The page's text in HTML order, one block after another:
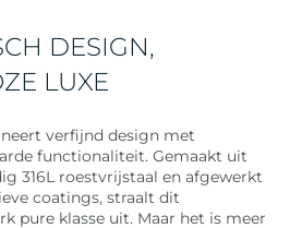
DESIGN,
LUXE
verfijnd design met
functionaliteit. Gemaakt uit
316L roestvrijstaal en afgewerkt
coatings, straalt dit
pure klasse uit. Maar het is meer